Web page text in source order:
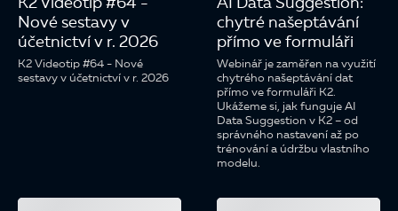
K2 Videotip #64 -
Nové sestavy v
účetnictví v r. 2026
K2 Videotip #64 - Nové
sestavy v účetnictví v r. 2026
AI Data Suggestion:
chytré našeptávání
přímo ve formuláři
Webinář je zaměřen na využití
chytrého našeptávání dat
přímo ve formuláři K2.
Ukážeme si, jak funguje AI
Data Suggestion v K2 – od
správného nastavení až po
trénování a údržbu vlastního
modelu.